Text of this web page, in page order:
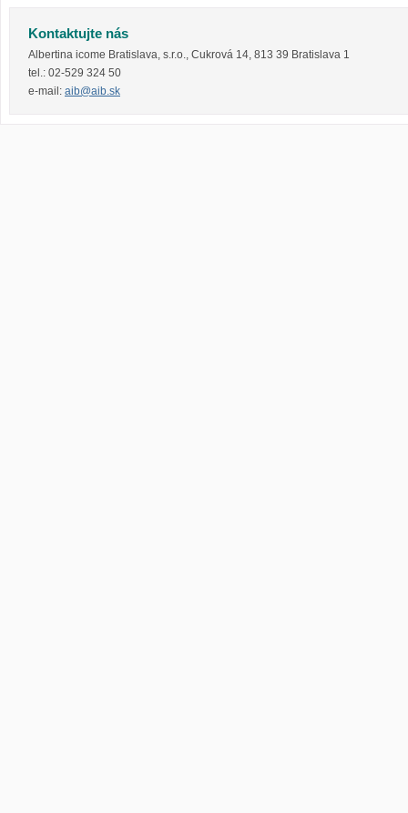
Kontaktujte nás
Albertina icome Bratislava, s.r.o. Cukrová 14 813 39 Bratislava 1
tel.: 02-529 324 50
e-mail: aib@aib.sk